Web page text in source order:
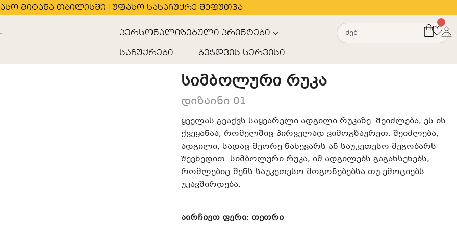
მიტანა თბილისში | უფასო სასაჩუქრე შეფუთვა
პერსონალიზებული პრინტები
საჩუქრები ბეჭდვის სერვისი
სიმბოლური რუკა
დიზაინი 01
ყველას გვაქვს საყვარელი ადგილი რუკაზე. შეიძლება, ეს ის
ქვეყანაა, რომელშიც პირველად ვიმოგზაურეთ. შეიძლება,
ადგილი, სადაც მეორე ნახევარს ან საუკეთესო მეგობარს
შევხვდით. სიმბოლური რუკა, იმ ადგილებს გაგახსენებს,
რომლებიც შენს საუკეთესო მოგონებებსა თუ ემოციებს
უკავშირდება.
აირჩიეთ ფერი: თეთრი